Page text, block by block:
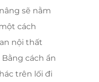
sẽ nằm
cách
nội thất
cách ẩn
trên lối đi